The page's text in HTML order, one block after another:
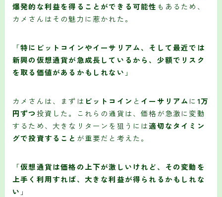
爆発的な利益を得ることができる可能性 もあるため、
カメさんはその魅力に惹かれた。
「特にビットコインやイーサリアム、そして最近では
新興の仮想通貨が急成長しているから、少額でリスク
を取る価値があるかもしれない 」
カメさんは、まずは ビットコイン と イーサリアム に1万
円ずつ 投資した。これらの通貨は、価格が急激に変動
するため、大きなリターンを狙うには適切なタイミン
グで投資すること が重要だと考えた。
「仮想通貨は価格の上下が激しいけれど、その変動を
上手く利用すれば、大きな利益が得られるかもしれな
い 」